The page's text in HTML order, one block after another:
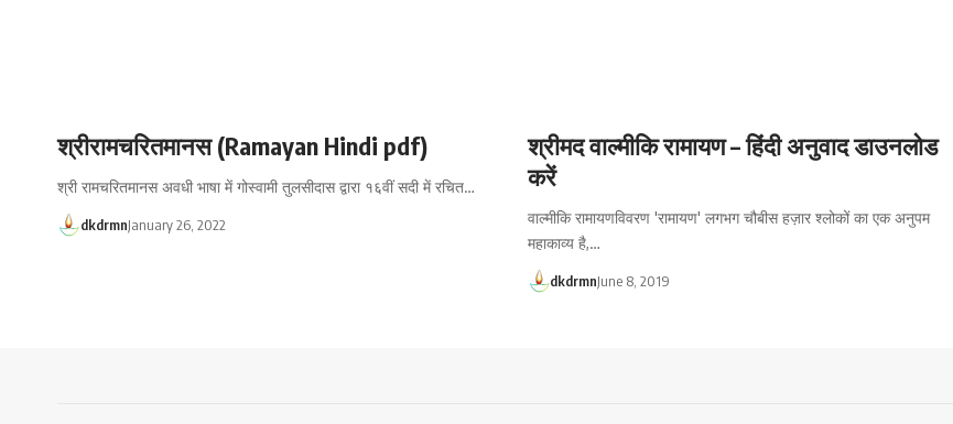
श्रीरामचरितमानस (Ramayan Hindi pdf)
श्री रामचरितमानस अवधी भाषा में गोस्वामी तुलसीदास द्वारा १६वीं सदी में रचित…
dkdrmnJanuary 26, 2022
श्रीमद वाल्मीकि रामायण – हिंदी अनुवाद डाउनलोड
करें
वाल्मीकि रामायणविवरण 'रामायण' लगभग चौबीस हज़ार श्लोकों का एक अनुपम
महाकाव्य है,…
dkdrmnJune 8, 2019